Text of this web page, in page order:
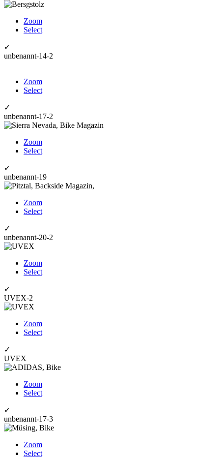
Zoom
Select
✓
unbenannt-14-2
Zoom
Select
✓
unbenannt-17-2
Zoom
Select
✓
unbenannt-19
Zoom
Select
✓
unbenannt-20-2
Zoom
Select
✓
UVEX-2
Zoom
Select
✓
UVEX
Zoom
Select
✓
unbenannt-17-3
Zoom
Select